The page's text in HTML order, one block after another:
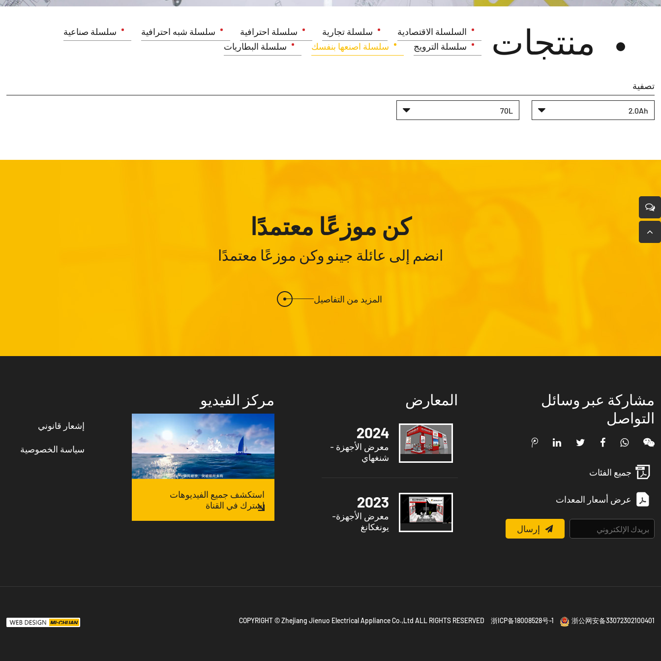
منتجات السلسلة الاقتصادية سلسلة تجارية سلسلة احترافية سلسلة شبه احترافية
سلسلة صناعية
سلسلة الترويج
سلسلة اصنعها بنفسك سلسلة البطاريات
تصفية
2.0Ah
70L
كن موزعًا معتمدًا
انضم إلى عائلة جينو وكن موزعًا معتمدًا
المزيد من التفاصيل
مشاركة عبر وسائل
التواصل
جميع الفئات
عرض أسعار المعدات
إرسال
المعارض
2024
معرض الأجهزة -
شنغهاي
2023
معرض الأجهزة-
يونغكانغ
مركز الفيديو
استكشف جميع الفيديوهات
اشترك في القناة
إشعار قانوني
سياسة الخصوصية
COPYRIGHT © Zhejiang Jienuo Electrical Appliance Co.,Ltd ALL RIGHTS RESERVED 浙ICP备18008528号-1 浙公网安备33072302100401